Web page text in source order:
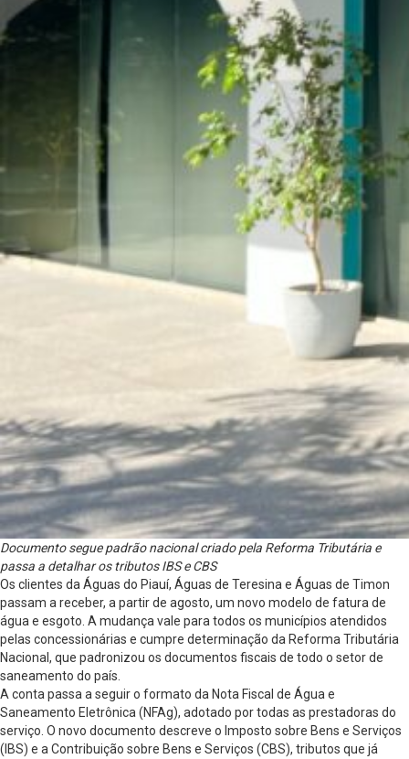
Documento segue padrão nacional criado pela Reforma Tributária e
passa a detalhar os tributos IBS e CBS
Os clientes da Águas do Piauí, Águas de Teresina e Águas de Timon
passam a receber, a partir de agosto, um novo modelo de fatura de
água e esgoto. A mudança vale para todos os municípios atendidos
pelas concessionárias e cumpre determinação da Reforma Tributária
Nacional, que padronizou os documentos fiscais de todo o setor de
saneamento do país.
A conta passa a seguir o formato da Nota Fiscal de Água e
Saneamento Eletrônica (NFAg), adotado por todas as prestadoras do
serviço. O novo documento descreve o Imposto sobre Bens e Serviços
(IBS) e a Contribuição sobre Bens e Serviços (CBS), tributos que já